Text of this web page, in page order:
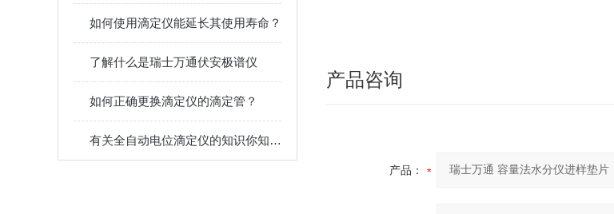
如何使用滴定仪能延长其使用寿命？
了解什么是瑞士万通伏安极谱仪
如何正确更换滴定仪的滴定管？
有关全自动电位滴定仪的知识你知道多少
产品咨询
产品：